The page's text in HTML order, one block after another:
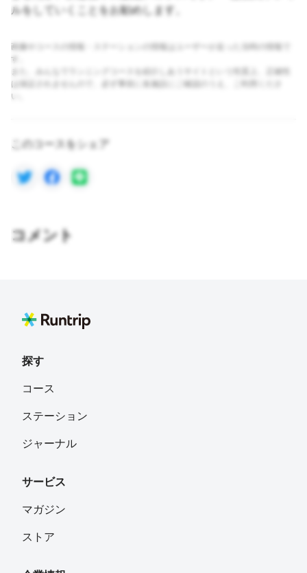
ルをしていくことをお勧めします。
画像やコースの情報・ステーションの情報はユーザーが走った当時の情報で
す。
また、みんなでランニングコースを紹介しあうサイトという性質上、正確性
は保証されませんので、必ず事前に各施設にご確認のうえ、ご利用くださ
い。
このコースをシェア
コメント
探す
コース
ステーション
ジャーナル
サービス
マガジン
ストア